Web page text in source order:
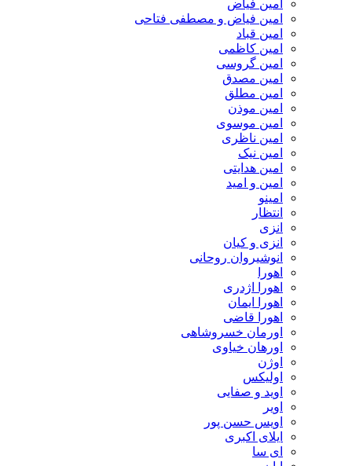
امین فیاض
امین فیاض و مصطفی فتاحی
امین قباد
امین کاظمی
امین گروسی
امین مصدق
امین مطلق
امین موذن
امین موسوی
امین ناظری
امین نیک
امین هدایتی
امین و امید
امینو
انتظار
انزی
انزی و کیان
انوشیروان روحانی
اهورا
اهورا اژدری
اهورا ایمان
اهورا قاضی
اورمان خسروشاهی
اورهان خیاوی
اوژن
اولیکس
اوید و صفایی
اویر
اویس حسن پور
ايلاى اكبرى
ای سا